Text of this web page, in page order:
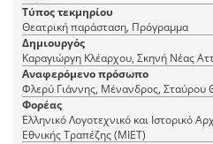
Τύπος τεκμηρίου
Θεατρική παράσταση, Πρόγραμμα
Δημιουργός
Αναφερόμενο πρόσωπο
Φλερύ Γιάννης, Μένανδρος, Σταύρου
Φορέας
Ελληνικό Λογοτεχνικό και Ιστορικό
Εθνικής Τραπέζης (ΜΙΕΤ)